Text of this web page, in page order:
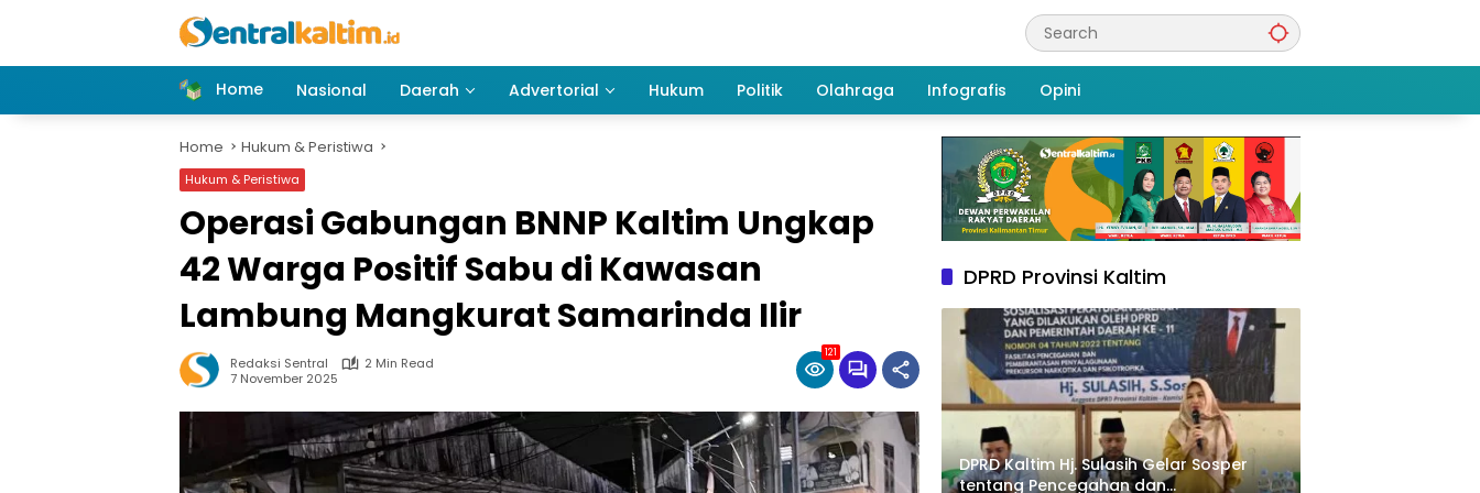
Home
Nasional Daerah Advertorial Hukum Politik Olahraga Infografis Opini
Home Hukum & Peristiwa
Hukum & Peristiwa
Operasi Gabungan BNNP Kaltim Ungkap
42 Warga Positif Sabu di Kawasan
Lambung Mangkurat Samarinda Ilir
Redaksi Sentral
2 Min Read
7 November 2025
121
DPRD Provinsi Kaltim
DPRD Kaltim Hj. Sulasih Gelar Sosper
tentang Pencegahan dan